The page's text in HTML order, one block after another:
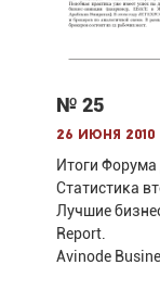
№ 25
26 июня 2010
Итоги Форума
Статистика
Лучшие
Report.
Avinode